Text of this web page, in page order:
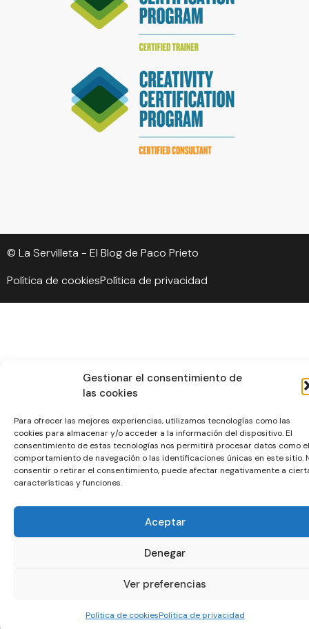
Gestionar el consentimiento de
las cookies
Para ofrecer las mejores experiencias, utilizamos tecnologías como las
cookies para almacenar y/o acceder a la información del dispositivo. El
consentimiento de estas tecnologías nos permitirá procesar datos como el
comportamiento de navegación o las identificaciones únicas en este sitio.
consentir o retirar el consentimiento, puede afectar negativamente a
características y funciones.
Aceptar
Denegar
Ver preferencias
Política de cookiesPolítica de privacidad
© La Servilleta - El Blog de Paco Prieto
Política de cookiesPolítica de privacidad